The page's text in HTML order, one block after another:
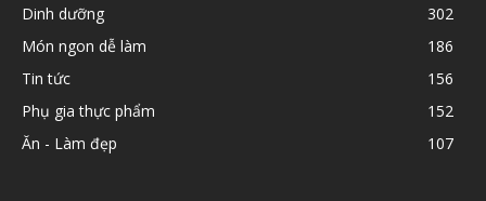
Dinh dưỡng
302
Món ngon dễ làm
186
Tin tức
156
Phụ gia thực phẩm
152
Ăn - Làm đẹp
107